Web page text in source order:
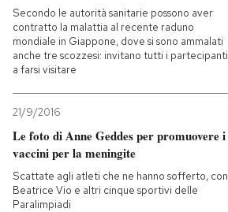
SHOP
CALENDARIO
AREA PERSONALE
Entra
Secondo le autorità sanitarie possono aver
contratto la malattia al recente raduno
mondiale in Giappone, dove si sono ammalati
anche tre scozzesi: invitano tutti i partecipanti
a farsi visitare
21/9/2016
Le foto di Anne Geddes per promuovere i
vaccini per la meningite
Scattate agli atleti che ne hanno sofferto, con
Beatrice Vio e altri cinque sportivi delle
Paralimpiadi